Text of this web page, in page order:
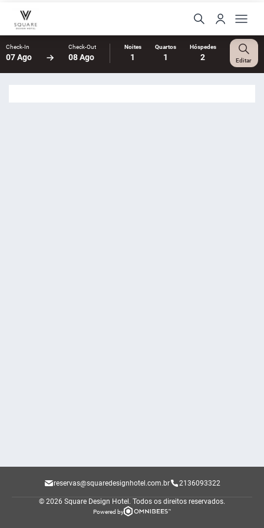
Check-In
07 Ago
Check-Out
08 Ago
Noites
1
Quartos
1
Hóspedes
2 Editar
reservas@squaredesignhotel.com.br 2136093322
© 2026 Square Design Hotel. Todos os direitos reservados.
Powered by